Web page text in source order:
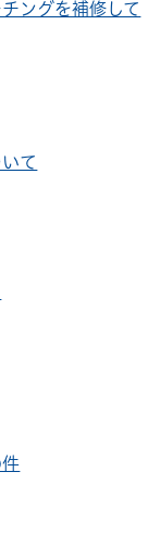
ングを補修して
て